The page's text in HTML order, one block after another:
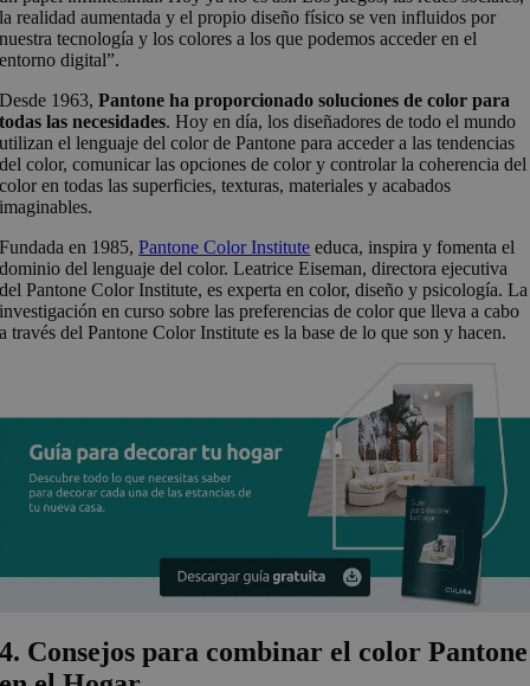
la realidad aumentada y el propio diseño físico se ven influidos por
nuestra tecnología y los colores a los que podemos acceder en el
entorno digital”.
Desde 1963,Pantone ha proporcionado soluciones de color para
todas las necesidades. Hoy en día, los diseñadores de todo el mundo
utilizan el lenguaje del color de Pantone para acceder a las tendencias
del color, comunicar las opciones de color y controlar la coherencia del
color en todas las superficies, texturas, materiales y acabados
imaginables.
Fundada en 1985,Pantone Color Institute educa, inspira y fomenta el
dominio del lenguaje del color. Leatrice Eiseman, directora ejecutiva
del Pantone Color Institute, es experta en color, diseño y psicología. La
investigación en curso sobre las preferencias de color que lleva a cabo
a través del Pantone Color Institute es la base de lo que son y hacen.
4. Consejos para combinar el color Pantone